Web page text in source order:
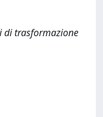
di trasformazione